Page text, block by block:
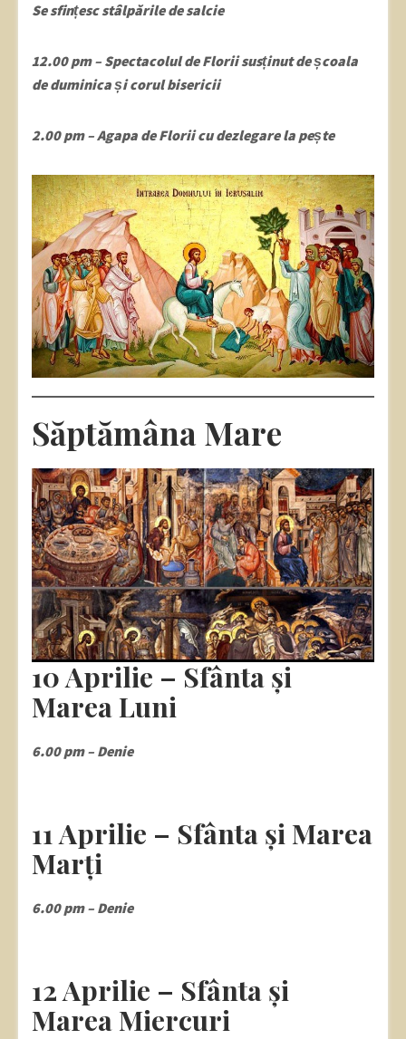
Se sfințesc stâlpările de salcie
12.00 pm – Spectacolul de Florii susținut de școala
de duminica și corul bisericii
2.00 pm – Agapa de Florii cu dezlegare la pește
Săptămâna Mare
10 Aprilie – Sfânta și
Marea Luni
6.00 pm – Denie
11 Aprilie – Sfânta și Marea
Marți
6.00 pm – Denie
12 Aprilie – Sfânta și
Marea Miercuri